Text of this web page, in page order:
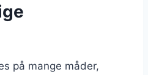
på mange måder,